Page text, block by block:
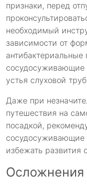
признаки, перед
необходимый
зависимости от
сосудосуживающие
устья слуховой
Даже при
путешествия на
посадкой,
сосудосуживающие
избежать развития
Осложнения